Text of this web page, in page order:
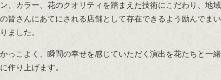
ン、カラー、花のクオリティを踏まえた技術にこだわり、地域
の皆さんにあてにされる店舗として存在できるよう励んでまい
りました。
かっこよく、瞬間の幸せを感じていただく演出を花たちと一緒
に作り上げます。